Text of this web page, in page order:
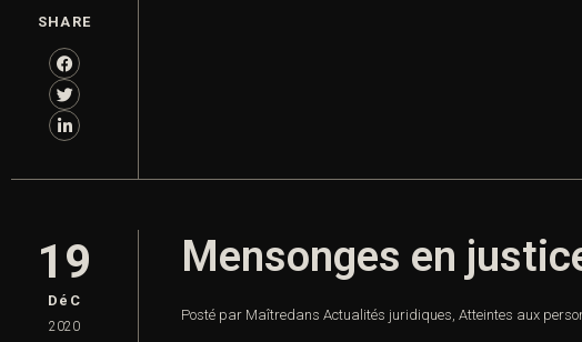
SHARE
19
DéC
2020
Mensonges en
Posté par Maîtredans Actualités juridiques, Atteintes aux